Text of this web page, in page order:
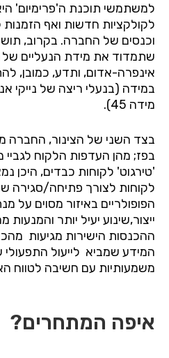
למשתמשי תוכנת ה'פרימיום'
לקולקציות חדשות ואף הזמנות
וכנסים של החברה. בקרוב,
שתמדוד את מידת הנעליים
אינפרה-אדום, ותדע, כמובן,
מידה 45).
בצד השני של הצינור, החברה
בפז; מהן העדפות הלקוח לגביי
'טירגוט' לקוחות כבדים, היכן
לקוחות לצורך פתיחה/סגירה
הפופולריים באיזור מסוים על
ייצור,שינוע יעיל יותר
ההכנסות הישירות מגיעות
המידע שמביא לייעול
משמעותיות עם חשיבה לטווח
איפה המתחרים?